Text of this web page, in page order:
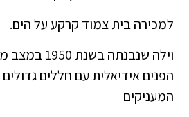
למכירה בית צמוד קרקע על הים.
וילה שנבנתה
הפנים אידיאלית עם חללים גדולים
המעניקים